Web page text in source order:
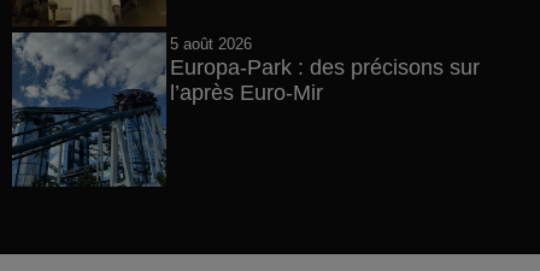
5 août 2026
Europa-Park : des précisons sur
l’après Euro-Mir